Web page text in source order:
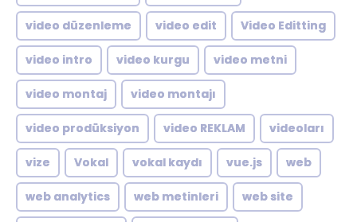
video düzenleme video edit Video Editting
video intro video kurgu video metni
video montaj video montajı
video prodüksiyon video REKLAM videoları
vize Vokal vokal kaydı vue.js web
web analytics web metinleri web site